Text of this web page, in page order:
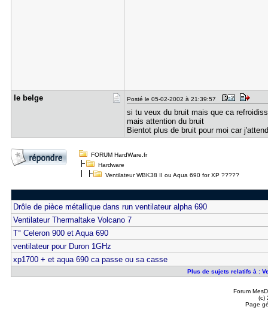
le belge Posté le 05-02-2002 à 21:39:57
si tu veux du bruit mais que ca
mais attention du bruit
Bientot plus de bruit pour moi car
FORUM HardWare.fr
Hardware
Ventilateur WBK38 II ou Aqua 690 for XP ?????
Drôle de pièce métallique dans run ventilateur alpha 690
Ventilateur Thermaltake Volcano 7
T° Celeron 900 et Aqua 690
ventilateur pour Duron 1GHz
xp1700 + et aqua 690 ca passe ou sa casse
Plus de sujets relatifs à :
Forum
(c)
Page